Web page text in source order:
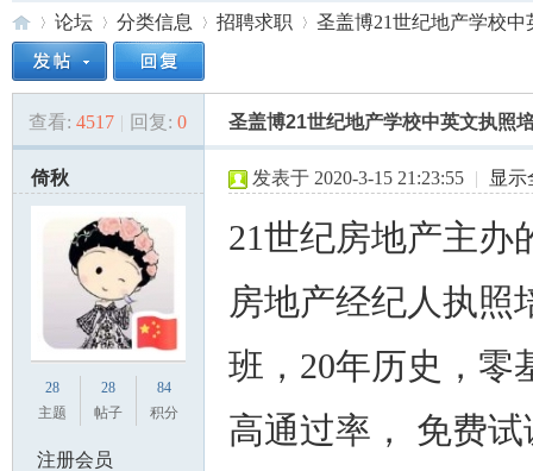
美»
论坛
›
分类信息 招聘求职
›
圣盖博21世纪地产学校中
查看: 4517 | 回复: 0 圣盖博21世纪地产学校中英文执照
倚秋
28
主题
28
帖子
84
积分
注册会员
发表于 2020-3-15 21:23:55 | 显示
21世纪房地产主办
房地产经纪人执照
班，20年历史，零
高通过率， 免费试